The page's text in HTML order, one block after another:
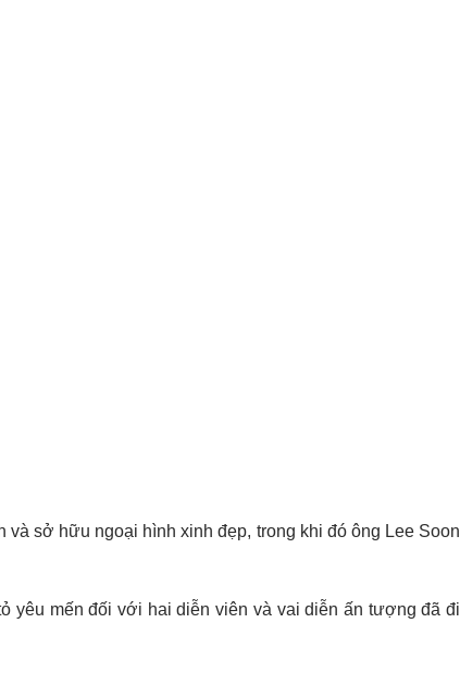
và sở hữu ngoại hình xinh đẹp, trong khi đó ông Lee Soon
yêu mến đối với hai diễn viên và vai diễn ấn tượng đã đi